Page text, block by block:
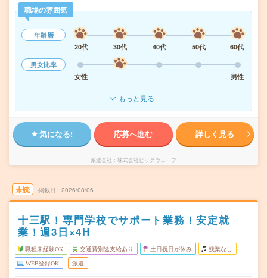
職場の雰囲気
年齢層
20代
30代 40代 50代
60代
男女比率
女性
男性
もっと見る
気になる! 応募へ進む 詳しく見る
派遣会社 株式会社ビッグウェーブ
未読 掲載日 2026/08/06
十三駅！専門学校でサポート業務！安定就
業！週3日×4H
職種未経験OK 交通費別途支給あり 土日祝日が休み 残業なし
WEB登録OK 派遣